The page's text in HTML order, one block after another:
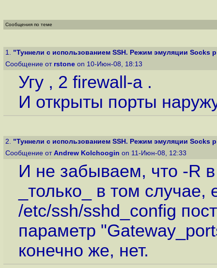
Сообщения по теме
1. "Туннели с использованием SSH. Режим эмуляции Socks
Сообщение от rstone on 10-Июн-08, 18:13
Угу , 2 firewall-a .
И открыты порты
2. "Туннели с использованием SSH. Режим эмуляции Socks
Сообщение от Andrew Kolchoogin on 11-Июн-08, 12:33
И не забываем, что -R в
_только_ в том
/etc/ssh/sshd_config
параметр
конечно же, нет.